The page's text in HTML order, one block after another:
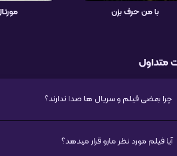
با من حرف بزن
متداول
چرا بعضی فیلم و سریال ها صدا ندارند؟
آیا فیلم مورد نظر مارو قرار میدهد؟